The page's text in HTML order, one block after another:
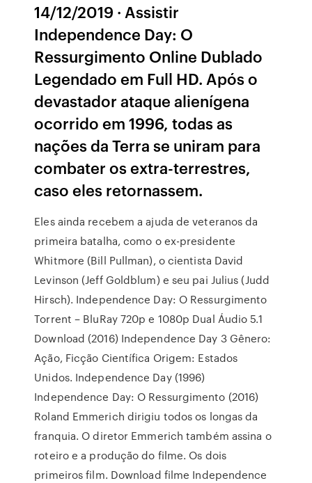
14/12/2019 · Assistir
Independence Day: O
Ressurgimento Online Dublado
Legendado em Full HD. Após o
devastador ataque alienígena
ocorrido em 1996, todas as
nações da Terra se uniram para
combater os extra-terrestres,
caso eles retornassem.
Eles ainda recebem a ajuda de veteranos da
primeira batalha, como o ex-presidente
Whitmore (Bill Pullman), o cientista David
Levinson (Jeff Goldblum) e seu pai Julius (Judd
Hirsch). Independence Day: O Ressurgimento
Torrent – BluRay 720p e 1080p Dual Áudio 5.1
Download (2016) Independence Day 3 Gênero:
Ação, Ficção Científica Origem: Estados
Unidos. Independence Day (1996)
Independence Day: O Ressurgimento (2016)
Roland Emmerich dirigiu todos os longas da
franquia. O diretor Emmerich também assina o
roteiro e a produção do filme. Os dois
primeiros film. Download filme Independence